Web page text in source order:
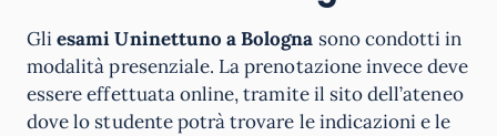
Gliesami Uninettuno a Bologna sono condotti in
modalità presenziale. La prenotazione invece deve
essere effettuata online, tramite il sito dell’ateneo
dove lo studente potrà trovare le indicazioni e le